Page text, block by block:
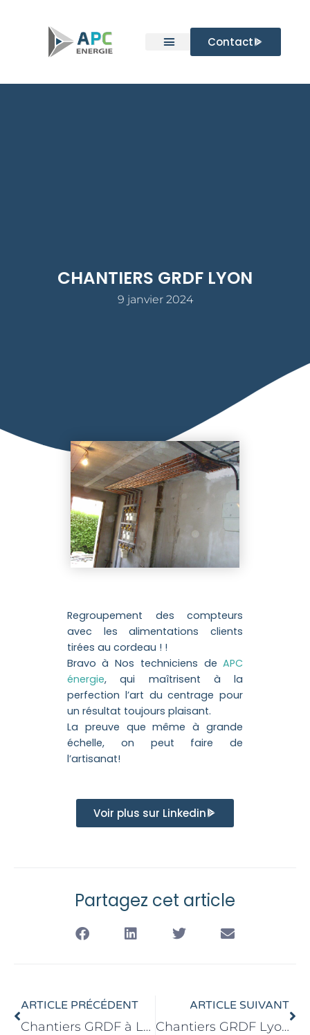
Contact
CHANTIERS GRDF LYON
9 janvier 2024
Regroupement des compteurs
avec les alimentations clients
tirées au cordeau ! !
Bravo à Nos techniciens deAPC
énergie, qui maîtrisent à la
perfection l’art du centrage pour
un résultat toujours plaisant.
La preuve que même à grande
échelle, on peut faire de
l’artisanat!
Voir plus sur Linkedin
Partagez cet article
ARTICLE PRÉCÉDENT
Chantiers GRDF à Lyon et Dole
ARTICLE SUIVANT
Chantiers GRDF Lyon Quai de Serbie